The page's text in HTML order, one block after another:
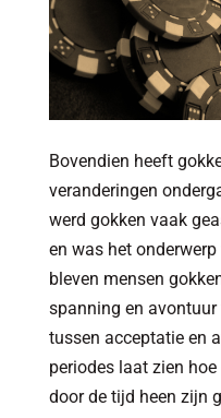
Bovendien heeft
veranderingen
werd gokken vaak
en was het
bleven mensen
spanning en
tussen acceptatie en
periodes laat zien
door de tijd heen zijn